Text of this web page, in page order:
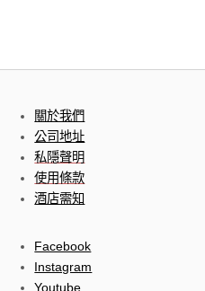
關於我們
公司地址
私隱聲明
使用條款
酒店需知
Facebook
Instagram
Youtube